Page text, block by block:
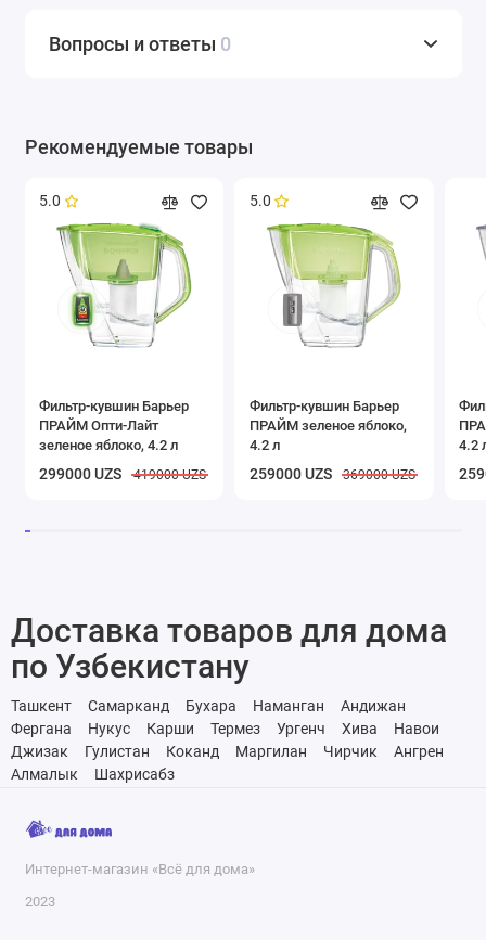
Вопросы и ответы 0
Рекомендуемые товары
5.0
Фильтр-кувшин Барьер
ПРАЙМ Опти-Лайт
зеленое яблоко, 4.2 л
299000 UZS 419000 UZS
5.0
Фильтр-кувшин Барьер
ПРАЙМ зеленое яблоко,
4.2 л
259000 UZS 369000 UZS
4.2
Доставка товаров для дома
по Узбекистану
Ташкент Самарканд Бухара Наманган
Андижан
Фергана
Нукус Карши Термез Ургенч Хива
Навои
Джизак
Гулистан Коканд Маргилан Чирчик
Ангрен
Алмалык
Шахрисабз
Интернет-магазин «Всё для дома»
2023